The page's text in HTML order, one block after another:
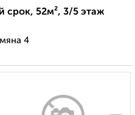
срок, 52м², 3/5 этаж
4